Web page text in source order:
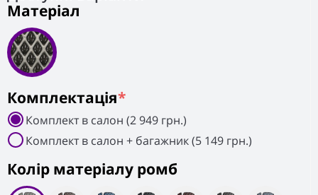
Матеріал
Колiр матеріалу ромб
Комплектація*
Комплект в салон (2 949 грн.)
Комплект в салон + багажник (5 149 грн.)